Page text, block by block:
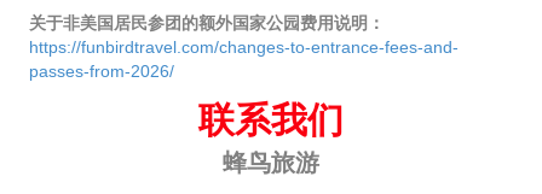
关于非美国居民参团的额外国家公园费用说明：
https://funbirdtravel.com/changes-to-entrance-fees-and-
passes-from-2026/
联系我们
蜂鸟旅游